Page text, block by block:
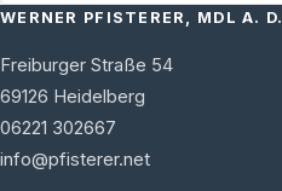
WERNER PFISTERER, MDL A. D.
Freiburger Straße 54
69126 Heidelberg
06221 302667
info@pfisterer.net